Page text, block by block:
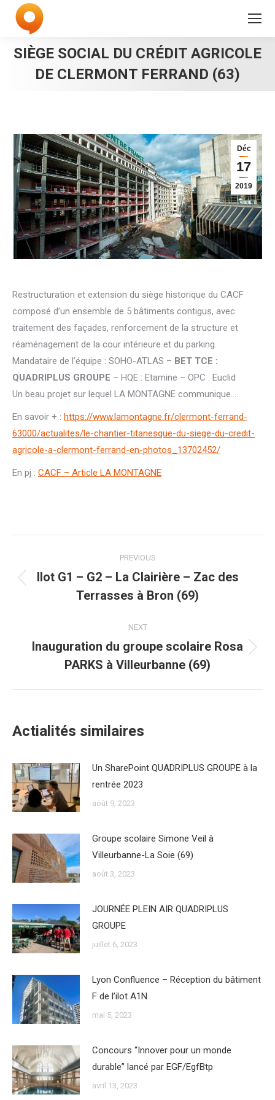
SIÈGE SOCIAL DU CRÉDIT AGRICOLE
DE CLERMONT FERRAND (63)
Déc
17
2019
Restructuration et extension du siège historique du CACF
composé d’un ensemble de 5 bâtiments contigus, avec
traitement des façades, renforcement de la structure et
réaménagement de la cour intérieure et du parking.
Mandataire de l’équipe : SOHO-ATLAS – BET TCE :
QUADRIPLUS GROUPE – HQE : Etamine – OPC : Euclid
Un beau projet sur lequel LA MONTAGNE communique….
En savoir + : https://www.lamontagne.fr/clermont-ferrand-
63000/actualites/le-chantier-titanesque-du-siege-du-credit-
agricole-a-clermont-ferrand-en-photos_13702452/
En pj : CACF – Article LA MONTAGNE
navigation
PREVIOUS
post:
Ilot G1 – G2 – La Clairière – Zac des
Terrasses à Bron (69)
NEXT
Next
post:
Inauguration du groupe scolaire Rosa
PARKS à Villeurbanne (69)
Actialités similaires
Un SharePoint QUADRIPLUS GROUPE à la
rentrée 2023
août 9, 2023
Groupe scolaire Simone Veil à
Villeurbanne-La Soie (69)
août 3, 2023
JOURNÉE PLEIN AIR QUADRIPLUS
GROUPE
juillet 6, 2023
Lyon Confluence – Réception du bâtiment
F de l’ilot A1N
mai 5, 2023
Concours “Innover pour un monde
durable” lancé par EGF/EgfBtp
avril 13, 2023